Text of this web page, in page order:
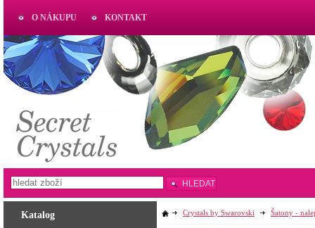
Katalog Crystals by Swarovski Šatony -
O NÁKUPU KONTAKT
AKTUAL
www.aktual-koralky.cz
HLEDAT